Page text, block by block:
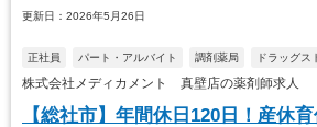
更新日：2026年5月26日
正社員 パート・アルバイト 調剤薬局 ドラッグス
株式会社メディカメント 真壁店の薬剤師求人
【総社市】年間休日120日！産休